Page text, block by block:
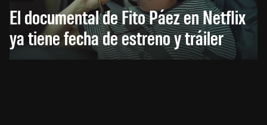
El documental de Fito Páez en Netflix
ya tiene fecha de estreno y tráiler